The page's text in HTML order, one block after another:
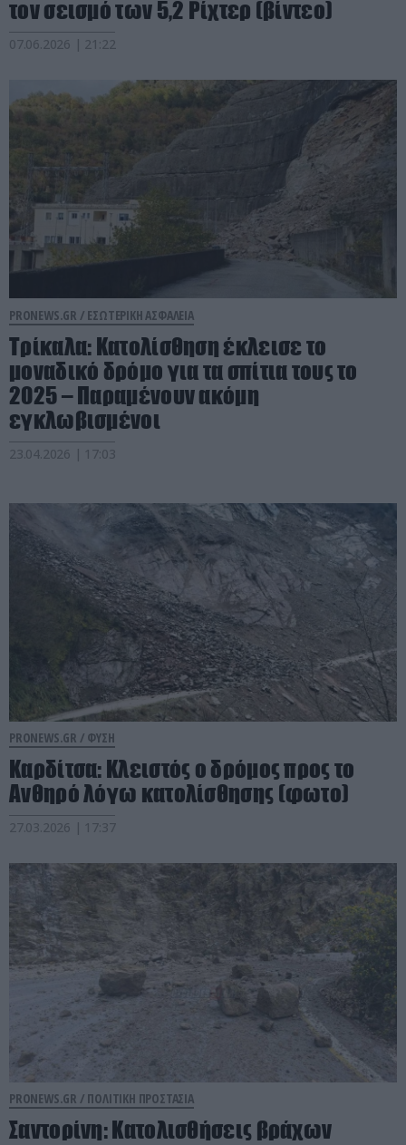
τον σεισμό των 5,2 Ρίχτερ (βίντεο)
07.06.2026 | 21:22
PRONEWS.GR / ΕΣΩΤΕΡΙΚΗ ΑΣΦΑΛΕΙΑ
Τρίκαλα: Κατολίσθηση έκλεισε το
μοναδικό δρόμο για τα σπίτια τους το
2025 – Παραμένουν ακόμη
εγκλωβισμένοι
23.04.2026 | 17:03
PRONEWS.GR / ΦΥΣΗ
Καρδίτσα: Kλειστός ο δρόμος προς το
Ανθηρό λόγω κατολίσθησης (φωτο)
27.03.2026 | 17:37
PRONEWS.GR / ΠΟΛΙΤΙΚΗ ΠΡΟΣΤΑΣΙΑ
Σαντορίνη: Kατολισθήσεις βράχων